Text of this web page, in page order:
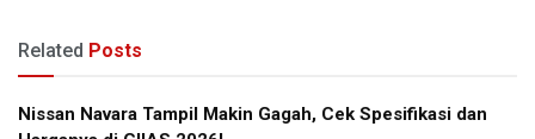
Related Posts
Nissan Navara Tampil Makin Gagah, Cek Spesifikasi dan